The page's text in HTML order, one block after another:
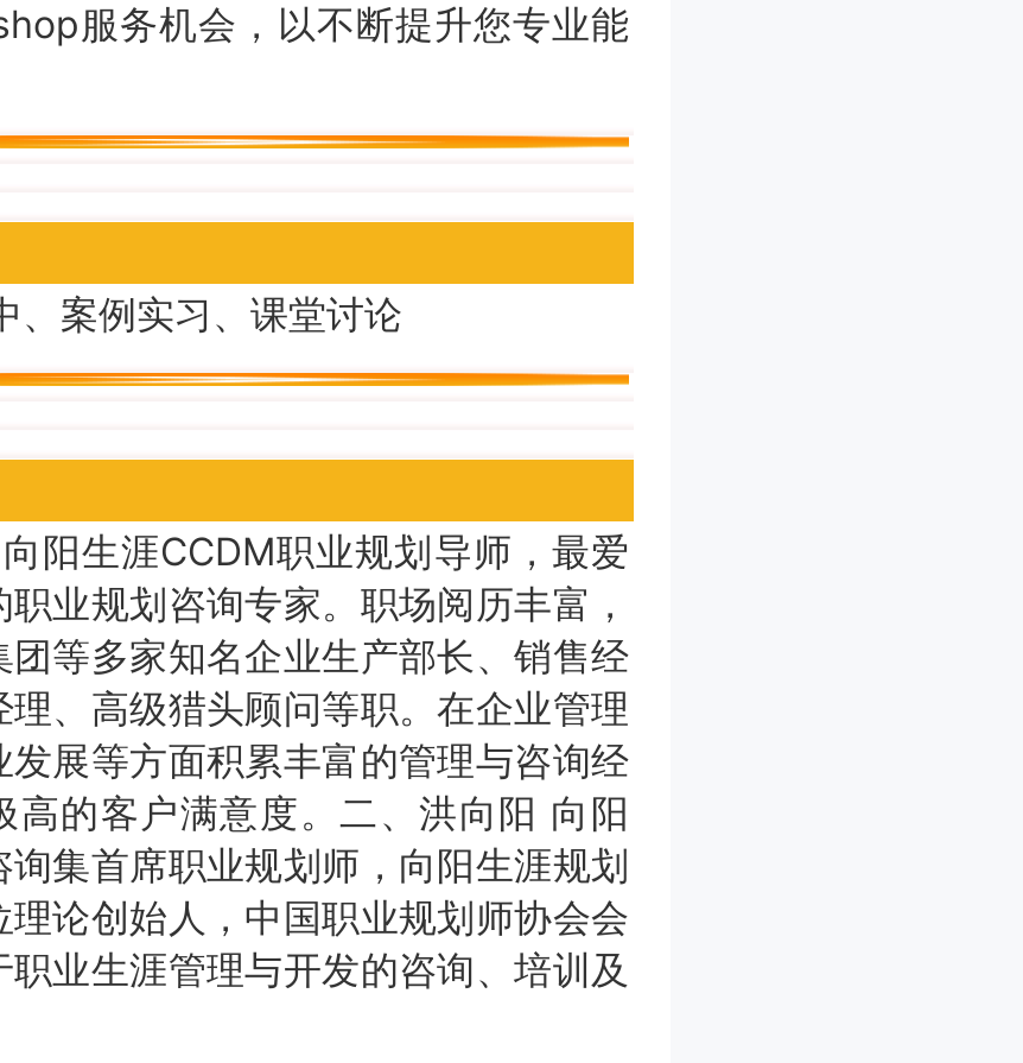
服务机会，以不断提升您专业能
、案例实习、课堂讨论
阳生涯CCDM职业规划导师，最爱
业规划咨询专家。职场阅历丰富，
团等多家知名企业生产部长、销售经
理、高级猎头顾问等职。在企业管理
发展等方面积累丰富的管理与咨询经
高的客户满意度。二、洪向阳 向阳
询集首席职业规划师，向阳生涯规划
理论创始人，中国职业规划师协会会
业生涯管理与开发的咨询、培训及